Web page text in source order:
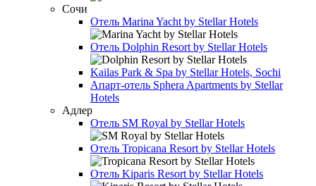
Сочи
Отель Marina Yacht by Stellar Hotels
Отель Dolphin Resort by Stellar Hotels
Kailas Park & Spa by Stellar Hotels, Sochi
Апарт-отель Sphera Apartments by Stellar
Hotels
Адлер
Отель SM Royal by Stellar Hotels
Отель Tropicana Resort by Stellar Hotels
Отель Kiparis Resort by Stellar Hotels